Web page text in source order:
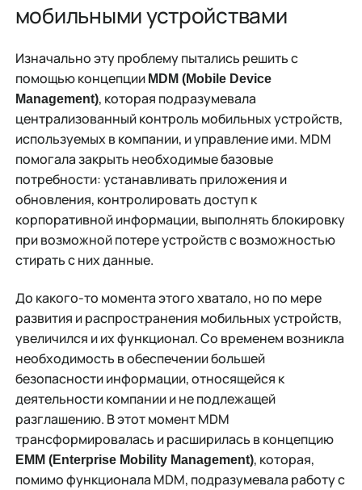
мобильными устройствами
Изначально эту проблему пытались решить с
помощью концепции MDM (Mobile Device
Management), которая подразумевала
централизованный контроль мобильных устройств,
используемых в компании, и управление ими. MDM
помогала закрыть необходимые базовые
потребности: устанавливать приложения и
обновления, контролировать доступ к
корпоративной информации, выполнять блокировку
при возможной потере устройств с возможностью
стирать с них данные.
До какого-то момента этого хватало, но по мере
развития и распространения мобильных устройств,
увеличился и их функционал. Со временем возникла
необходимость в обеспечении большей
безопасности информации, относящейся к
деятельности компании и не подлежащей
разглашению. В этот момент MDM
трансформировалась и расширилась в концепцию
EMM (Enterprise Mobility Management), которая,
помимо функционала MDM, подразумевала работу с